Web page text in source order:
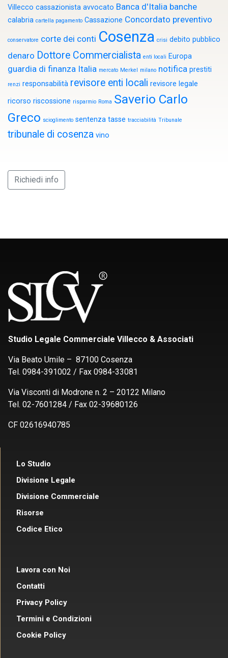
Villecco cassazionista avvocato Banca d'Italia banche
calabria cartella pagamento Cassazione Concordato preventivo
conservatore corte dei conti Cosenza crisi debito pubblico
denaro Dottore Commercialista enti locali Europa
guardia di finanza Italia mercato Merkel milano notifica prestiti
renzi responsabilità revisore enti locali revisore legale
ricorso riscossione risparmio Roma Saverio Carlo
Greco scioglimento sentenza tasse tracciabilità Tribunale
tribunale di cosenza vino
Richiedi info
Studio Legale Commerciale Villecco & Associati
Via Beato Umile – 87100 Cosenza
Tel. 0984-391002 / Fax 0984-33081
Via Visconti di Modrone n. 2 – 20122 Milano
Tel. 02-7601284 / Fax 02-39680126
CF 02616940785
Lo Studio
Divisione Legale
Divisione Commerciale
Risorse
Codice Etico
Lavora con Noi
Contatti
Privacy Policy
Termini e Condizioni
Cookie Policy